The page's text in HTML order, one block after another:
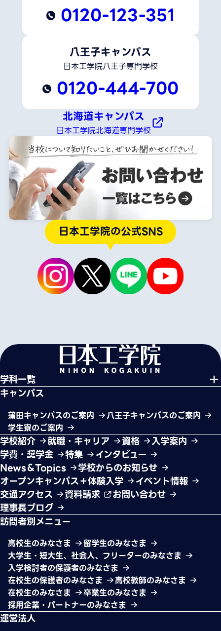
0120-123-351
八王子キャンパス
日本工学院八王子専門学校
0120-444-700
北海道キャンパス
日本工学院北海道専門学校
日本工学院の公式SNS
学科一覧
キャンパス
蒲田キャンパスのご案内
八王子キャンパスのご案内
学生寮のご案内
学校紹介 就職・キャリア 資格
入学案内
学費・奨学金
特集
インタビュー
News＆Topics
学校からのお知らせ
オープンキャンパス＋体験入学
イベント情報
交通アクセス
資料請求
お問い合わせ
理事長ブログ
訪問者別メニュー
高校生のみなさま
留学生のみなさま
大学生・短大生、社会人、フリーターのみなさま
入学検討者の保護者のみなさま
在校生の保護者のみなさま
高校教師のみなさま
在校生のみなさま
卒業生のみなさま
採用企業・パートナーのみなさま
運営法人